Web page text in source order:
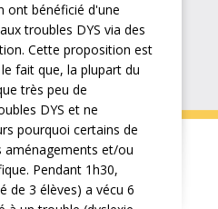
ont bénéficié d'une
troubles DYS via des
Cette proposition est
fait que, la plupart du
très peu de
DYS et ne
pourquoi certains de
aménagements et/ou
Pendant 1h30,
de 3 élèves) a vécu 6